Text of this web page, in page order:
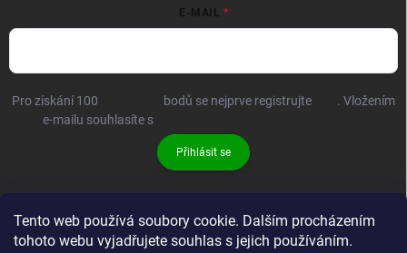
Tento web používá soubory cookie. Dalším procházením
tohoto webu vyjadřujete souhlas s jejich používáním.
E-MAIL
Pro získání 100 bodů se nejprve registrujte
. Vložením
e-mailu souhlasíte s
Přihlásit se